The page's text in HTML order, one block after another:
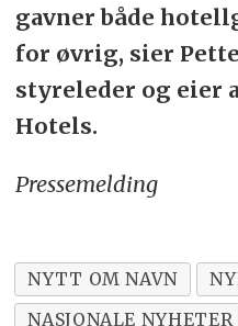
gavner både
for øvrig, sier
styreleder og eier
Hotels.
Pressemelding
NYTT OM NAVN
NASJONALE NYHETER